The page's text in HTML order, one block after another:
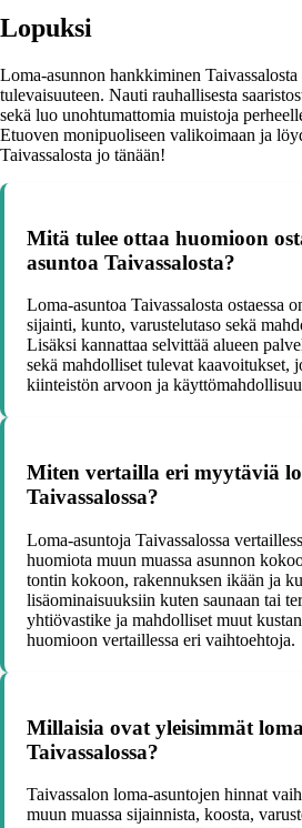
Lopuksi
Loma-asunnon hankkiminen
tulevaisuuteen. Nauti rauhallisesta
sekä luo unohtumattomia muistoja
Etuoven monipuoliseen valikoimaan ja
Taivassalosta jo tänään!
Mitä tulee ottaa huomioon
asuntoa Taivassalosta?
Loma-asuntoa Taivassalosta ostaessa
sijainti, kunto, varustelutaso sekä
Lisäksi kannattaa selvittää alueen
sekä mahdolliset tulevat kaavoitukset,
kiinteistön arvoon ja
Miten vertailla eri myytäviä
Taivassalossa?
Loma-asuntoja Taivassalossa
huomiota muun muassa asunnon
tontin kokoon, rakennuksen ikään ja
lisäominaisuuksiin kuten saunaan tai
yhtiövastike ja mahdolliset muut
huomioon vertaillessa eri vaihtoehtoja.
Millaisia ovat yleisimmät
Taivassalossa?
Taivassalon loma-asuntojen hinnat
muun muassa sijainnista, koosta,